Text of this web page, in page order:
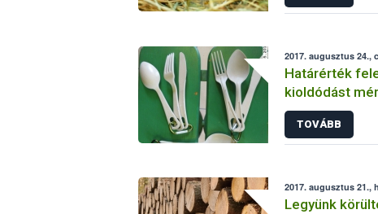
2017. augusztus 24.,
Határérték
kioldódást
TOVÁBB
2017. augusztus 21.,
Legyünk